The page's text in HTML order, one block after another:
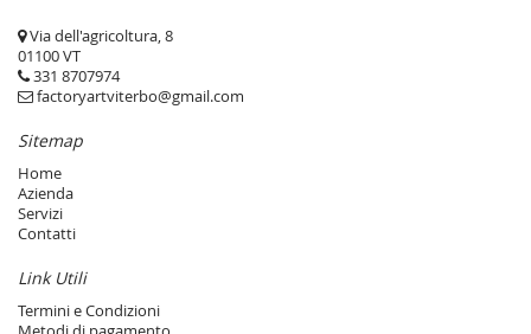
Via dell'agricoltura, 8
01100 VT
331 8707974
factoryartviterbo@gmail.com
Sitemap
Home
Azienda
Servizi
Contatti
Link Utili
Termini e Condizioni